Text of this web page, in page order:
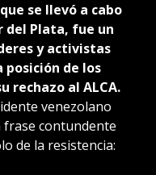
se llevó a cabo
del Plata, fue un
y activistas
posición de los
rechazo al ALCA.
venezolano
frase contundente
de la resistencia: